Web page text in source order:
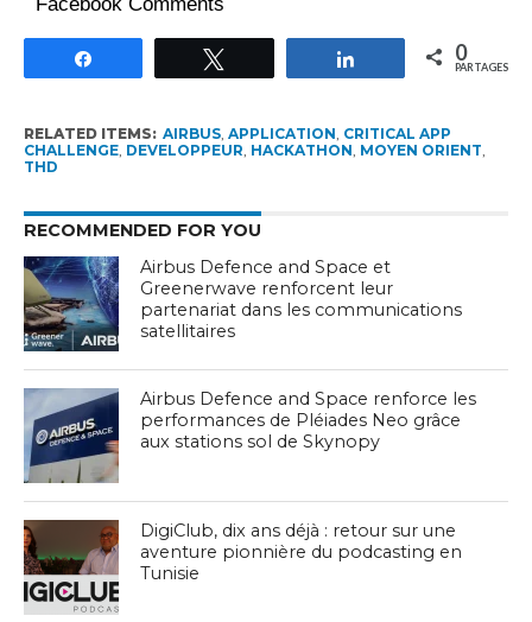
Partagez 0
PARTAGES
RELATED ITEMS: AIRBUS, APPLICATION CRITICAL APP
CHALLENGE, DEVELOPPEUR HACKATHON MOYEN ORIENT
THD
RECOMMENDED FOR YOU
Airbus Defence and Space et
Greenerwave renforcent leur
partenariat dans les communications
satellitaires
Airbus Defence and Space renforce les
performances de Pléiades Neo grâce
aux stations sol de Skynopy
DigiClub, dix ans déjà : retour sur une
aventure pionnière du podcasting en
Tunisie